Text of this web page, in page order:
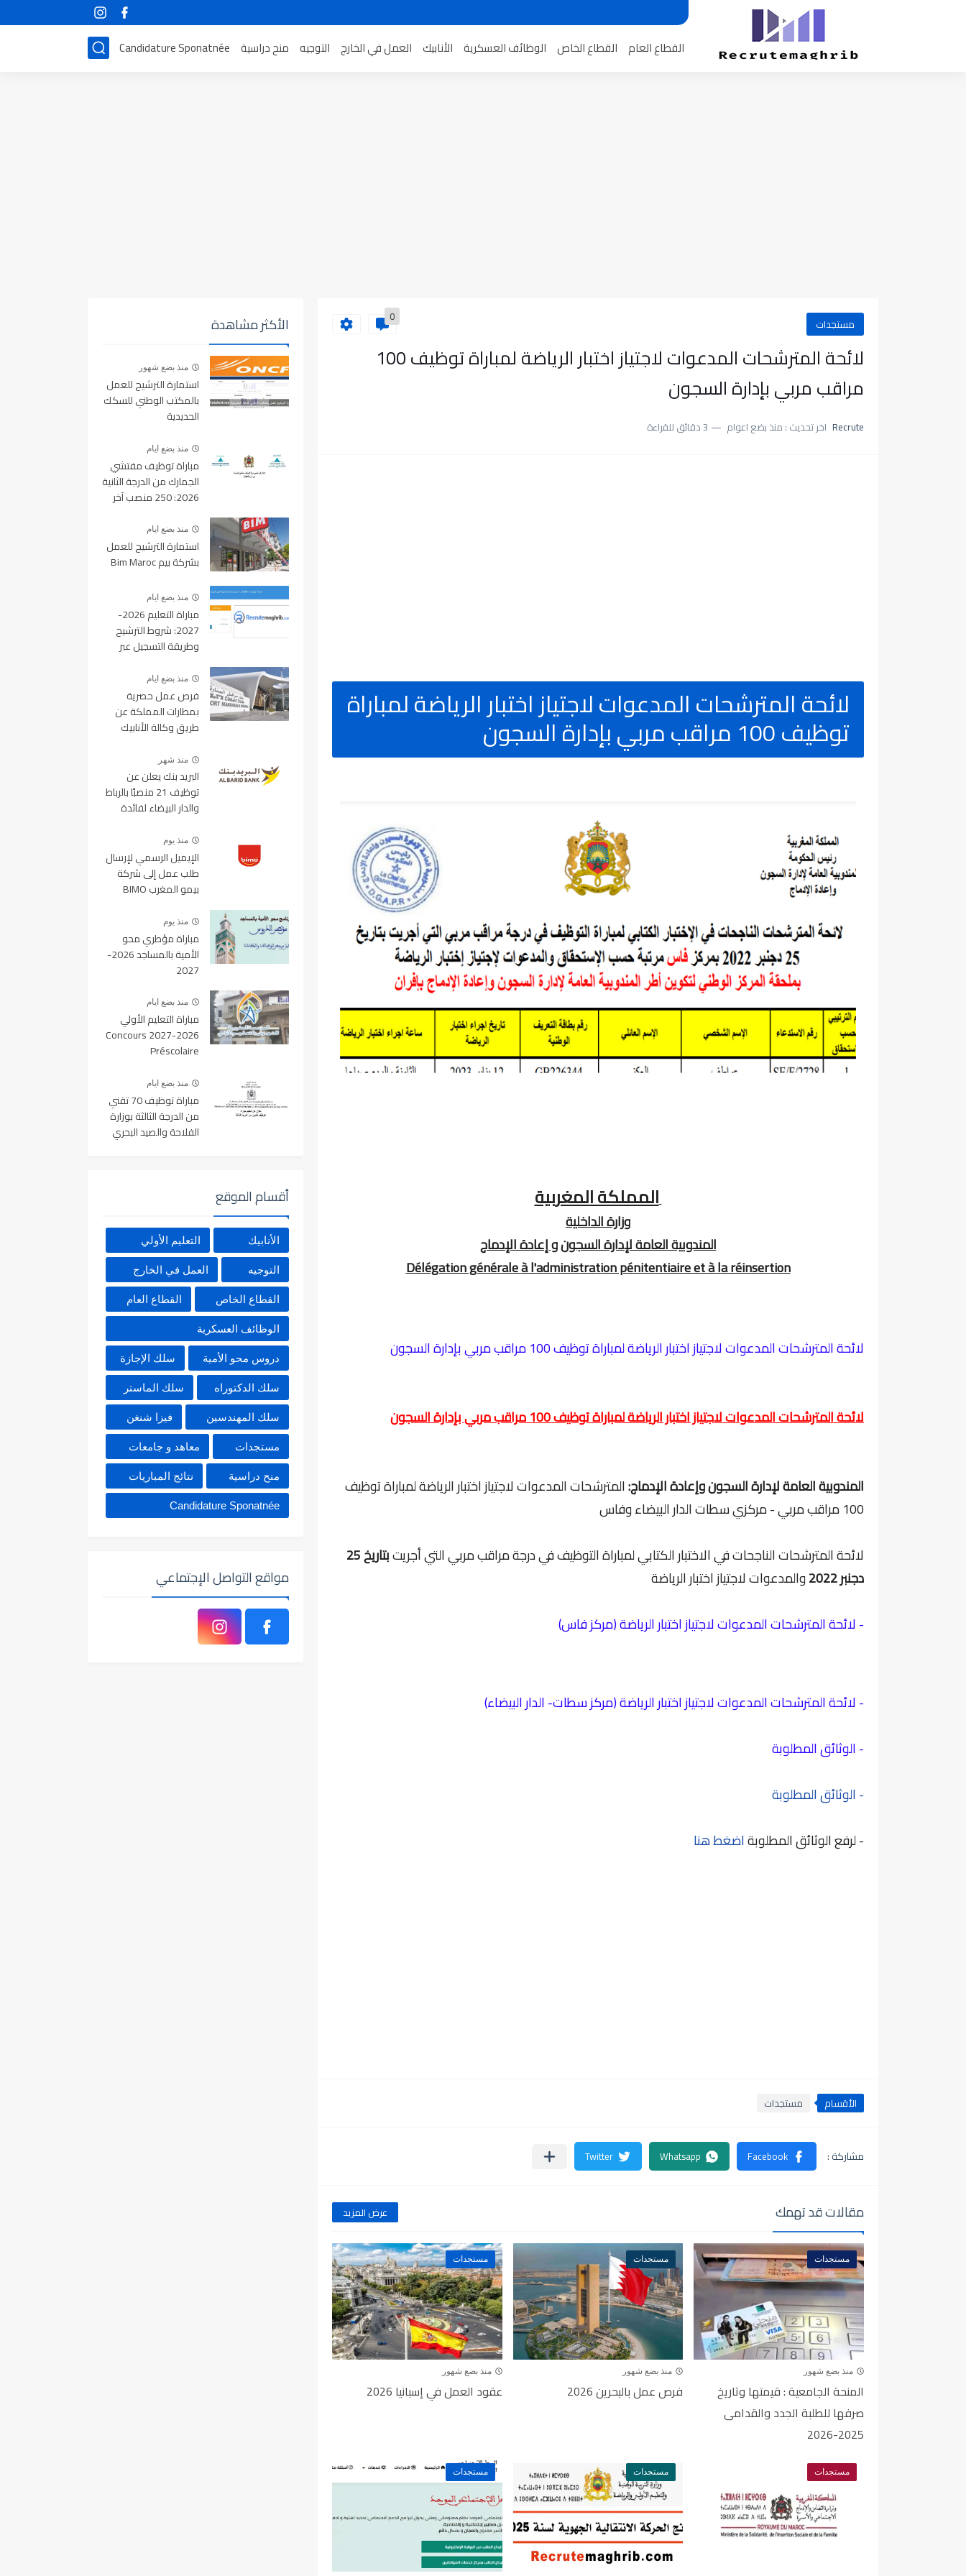
القطاع العام القطاع الخاص الوظائف العسكرية الأنابيك العمل في الخارج التوجيه منح دراسية Candidature Sponatnée
مستجدات 0
لائحة المترشحات المدعوات لاجتياز اختبار الرياضة لمباراة توظيف 100
مراقب مربي بإدارة السجون
Recrute اخر تحديث : منذ بضع اعوام 3 دقائق للقراءة
لائحة المترشحات المدعوات لاجتياز اختبار الرياضة لمباراة
توظيف 100 مراقب مربي بإدارة السجون
المملكة المغربية
وزارة الداخلية
المندوبية العامة لإدارة السجون و إعادة الإدماج
Délégation générale à l'administration pénitentiaire et à la réinsertion
لائحة المترشحات المدعوات لاجتياز اختبار الرياضة لمباراة توظيف 100 مراقب مربي بإدارة السجون
لائحة المترشحات المدعوات لاجتياز اختبار الرياضة لمباراة توظيف 100 مراقب مربي بإدارة السجون
المندوبية العامة لإدارة السجون وإعادة الإدماج:المترشحات المدعوات لاجتياز اختبار الرياضة لمباراة توظيف
100 مراقب مربي - مركزي سطات الدار البيضاء وفاس
لائحة المترشحات الناجحات في الاختبار الكتابي لمباراة التوظيف في درجة مراقب مربي التي أجريت
بتاريخ 25
دجنبر 2022
والمدعوات لاجتياز اختبار الرياضة
- لائحة المترشحات المدعوات لاجتياز اختبار الرياضة (مركز فاس)
- لائحة المترشحات المدعوات لاجتياز اختبار الرياضة (مركز سطات- الدار البيضاء)
- الوثائق المطلوبة
- الوثائق المطلوبة
- لرفع الوثائق المطلوبةاضغط هنا
الأقسام مستجدات
مقالات قد تهمك عرض المزيد
مستجدات
منذ بضع شهور
المنحة الجامعية : قيمتها وتاريخ
صرفها للطلبة الجدد والقدامى
2025-2026
مستجدات
منذ بضع شهور
فرص عمل بالبحرين 2026
مستجدات
منذ بضع شهور
عقود العمل في إسبانيا 2026
مستجدات مستجدات مستجدات
الأكثر مشاهدة
منذ بضع شهور
استمارة الترشيح للعمل
بالمكتب الوطني للسكك
الحديدية
منذ بضع ايام
مباراة توظيف مفتشي
الجمارك من الدرجة الثانية
2026: 250 منصب آخر
2026منذ بضع ايام
استمارة الترشيح للعمل
بشركة بيم Bim Maroc
منذ بضع ايام
مباراة التعليم 2026-
2027: شروط الترشيح
وطريقة التسجيل عبر
منذ بضع ايام
فرص عمل حصرية
بمطارات المملكة عن
طريق وكالة الأنابيك
منذ شهر
البريد بنك يعلن عن
توظيف 21 منصبًا بالرباط
والدار البيضاء لفائدة
والتقنيين
منذ يوم
الإيميل الرسمي لإرسال
طلب عمل إلى شركة
بيمو المغرب BIMO
منذ يوم
مباراة مؤطري محو
الأمية بالمساجد 2026-
2027
منذ بضع ايام
مباراة التعليم الأولي
2026-2027 Concours
Préscolaire
منذ بضع ايام
مباراة توظيف 70 تقني
من الدرجة الثالثة بوزارة
الفلاحة والصيد البحري
أقسام الموقع
الأنابيك التعليم الأولي
التوجيه العمل في الخارج
القطاع الخاص القطاع العام
الوظائف العسكرية
دروس محو الأمية سلك الإجازة
سلك الدكتوراه سلك الماستر
سلك المهندسين فيزا شنغن
مستجدات معاهد و جامعات
منح دراسية نتائج المباريات
Candidature Sponatnée
مواقع التواصل الإجتماعي